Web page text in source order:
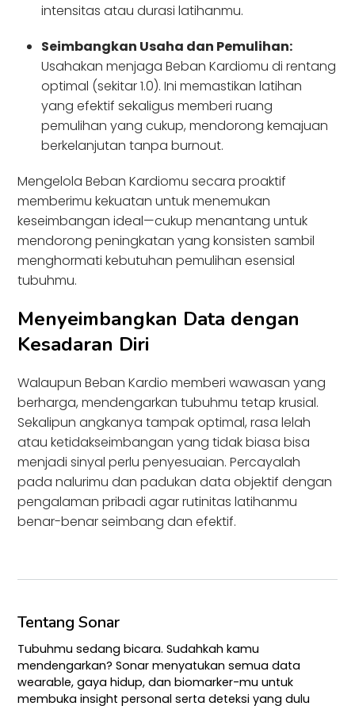
intensitas atau durasi latihanmu.
Seimbangkan Usaha dan Pemulihan:
Usahakan menjaga Beban Kardiomu di rentang
optimal (sekitar 1.0). Ini memastikan latihan
yang efektif sekaligus memberi ruang
pemulihan yang cukup, mendorong kemajuan
berkelanjutan tanpa burnout.
Mengelola Beban Kardiomu secara proaktif
memberimu kekuatan untuk menemukan
keseimbangan ideal—cukup menantang untuk
mendorong peningkatan yang konsisten sambil
menghormati kebutuhan pemulihan esensial
tubuhmu.
Menyeimbangkan Data dengan
Kesadaran Diri
Walaupun Beban Kardio memberi wawasan yang
berharga, mendengarkan tubuhmu tetap krusial.
Sekalipun angkanya tampak optimal, rasa lelah
atau ketidakseimbangan yang tidak biasa bisa
menjadi sinyal perlu penyesuaian. Percayalah
pada nalurimu dan padukan data objektif dengan
pengalaman pribadi agar rutinitas latihanmu
benar-benar seimbang dan efektif.
Tentang Sonar
Tubuhmu sedang bicara. Sudahkah kamu
mendengarkan? Sonar menyatukan semua data
wearable, gaya hidup, dan biomarker-mu untuk
membuka insight personal serta deteksi yang dulu